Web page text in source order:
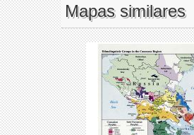
Mapas similares